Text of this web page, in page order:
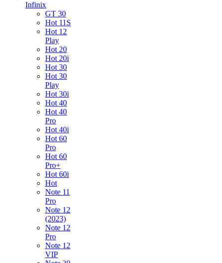
Infinix
GT 30
Hot 11S
Hot 12
Play
Hot 20
Hot 20i
Hot 30
Hot 30
Play
Hot 30i
Hot 40
Hot 40
Pro
Hot 40i
Hot 60
Pro
Hot 60
Pro+
Hot 60i
Hot
Note 11
Pro
Note 12
(2023)
Note 12
Pro
Note 12
VIP